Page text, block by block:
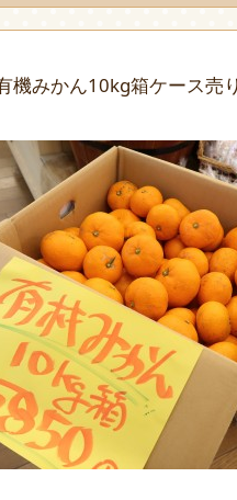
機みかん10kg箱ケース売り